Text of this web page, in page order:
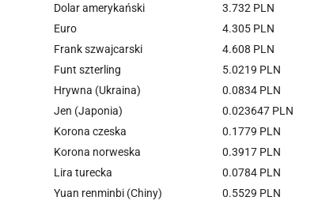
Dolar amerykański
3.732 PLN
Euro
4.305 PLN
Frank szwajcarski
4.608 PLN
Funt szterling
5.0219 PLN
Hrywna (Ukraina)
0.0834 PLN
Jen (Japonia)
0.023647 PLN
Korona czeska
0.1779 PLN
Korona norweska
0.3917 PLN
Lira turecka
0.0784 PLN
Yuan renminbi (Chiny)
0.5529 PLN